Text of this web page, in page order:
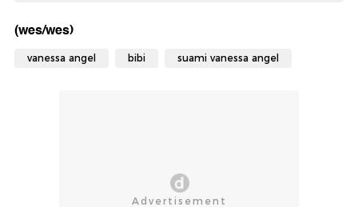
(wes/wes)
vanessa angel bibi suami vanessa angel